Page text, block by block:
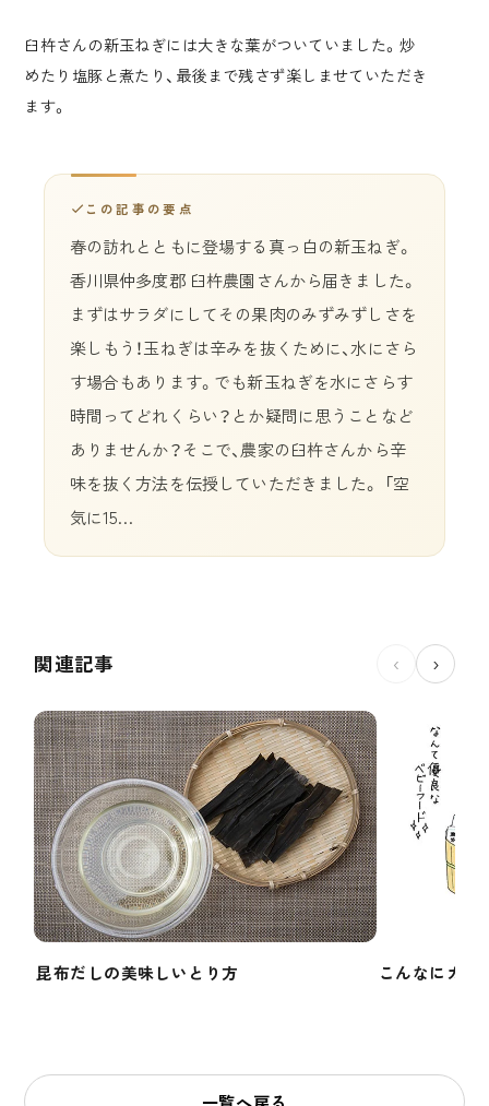
臼杵さんの新玉ねぎには大きな葉がついていました。炒
めたり塩豚と煮たり、最後まで残さず楽しませていただき
ます。
この記事の要点
春の訪れとともに登場する真っ白の新玉ねぎ。
香川県仲多度郡 臼杵農園さんから届きました。
まずはサラダにしてその果肉のみずみずしさを
楽しもう！玉ねぎは辛みを抜くために、水にさら
す場合もあります。でも新玉ねぎを水にさらす
時間ってどれくらい？とか疑問に思うことなど
ありませんか？そこで、農家の臼杵さんから辛
味を抜く方法を伝授していただきました。 「空
気に15…
関連記事 ‹ ›
昆布だしの美味しいとり方 こんなにカン